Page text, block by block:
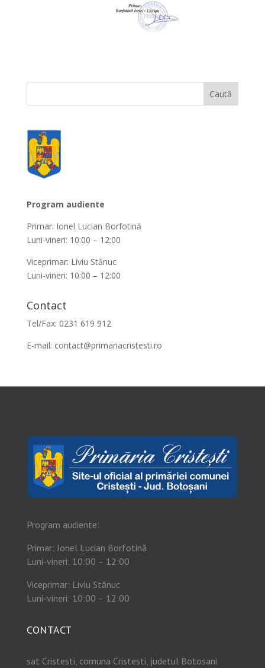
Program audiente
Primar: Ionel Lucian Borfotină
Luni-vineri: 10:00 – 12:00
Viceprimar: Liviu Stănuc
Luni-vineri: 10:00 – 12:00
Contact
Tel/Fax: 0231 619 912
E-mail: contact@primariacristesti.ro
Program audiente:
Primar: Ionel Lucian Borfotină
Luni-vineri: 10:00 – 12:00
Viceprimar: Liviu Stănuc
Luni-vineri: 10:00 – 12:00
CONTACT
sat Cristesti, comuna Cristesti, judetul Botosani